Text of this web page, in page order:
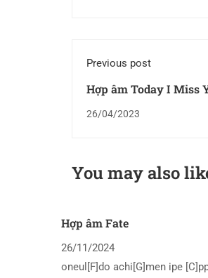
Previous post
Hợp âm Today I Miss
26/04/2023
You may also
Hợp âm Fate
26/11/2024
oneul[F]do achi[G]men ipe